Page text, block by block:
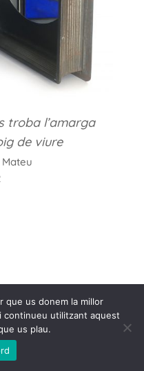
troba l’amarga
de viure
que us donem la millor
continueu utilitzant aquest
us plau.